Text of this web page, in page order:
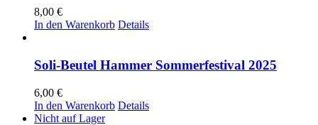
8,00 €
In den Warenkorb Details
Soli-Beutel Hammer Sommerfestival 2025
6,00 €
In den Warenkorb Details
Nicht auf Lager